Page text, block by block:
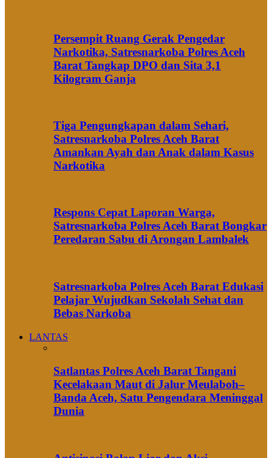
Persempit Ruang Gerak Pengedar
Narkotika, Satresnarkoba Polres Aceh
Barat Tangkap DPO dan Sita 3,1
Kilogram Ganja
Tiga Pengungkapan dalam Sehari,
Satresnarkoba Polres Aceh Barat
Amankan Ayah dan Anak dalam Kasus
Narkotika
Respons Cepat Laporan Warga,
Satresnarkoba Polres Aceh Barat Bongkar
Peredaran Sabu di Arongan Lambalek
Satresnarkoba Polres Aceh Barat Edukasi
Pelajar Wujudkan Sekolah Sehat dan
Bebas Narkoba
LANTAS
Satlantas Polres Aceh Barat Tangani
Kecelakaan Maut di Jalur Meulaboh–
Banda Aceh, Satu Pengendara Meninggal
Dunia